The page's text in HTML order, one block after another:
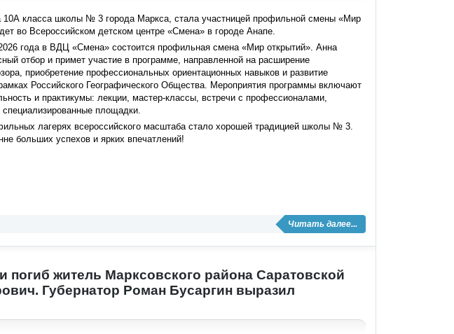
10А класса школы № 3 города Маркса, стала участницей профильной смены «Мир
во Всероссийском детском центре «Смена» в городе Анапе.
года в ВДЦ «Смена» состоится профильная смена «Мир открытий». Анна
отбор и примет участие в программе, направленной на расширение
приобретение профессиональных ориентационных навыков и развитие
Российского Географического Общества. Мероприятия программы включают
и практикумы: лекции, мастер-классы, встречи с профессионалами,
площадки.
лагерях всероссийского масштаба стало хорошей традицией школы № 3.
больших успехов и ярких впечатлений!
Читать далее...
житель Марксовского района Саратовской
Губернатор Роман Бусаргин выразил